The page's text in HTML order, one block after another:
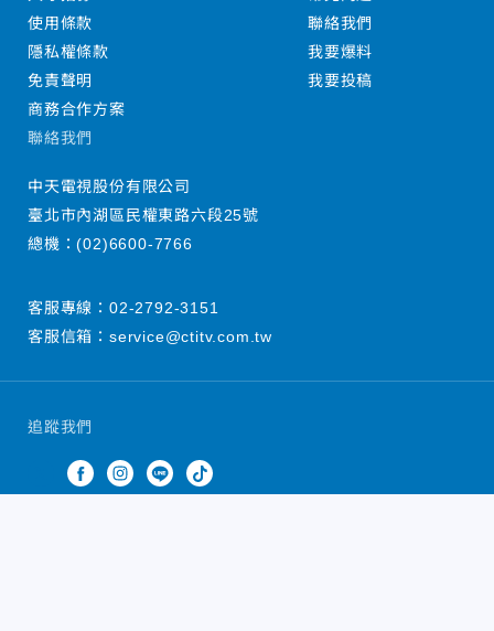
追蹤我們
使用條款
隱私權條款
免責聲明
商務合作方案
聯絡我們
我要爆料
我要投稿
聯絡我們
中天電視股份有限公司
臺北市內湖區民權東路六段25號
總機：(02)6600-7766
客服專線： 02-2792-3151
客服信箱： service@ctitv.com.tw